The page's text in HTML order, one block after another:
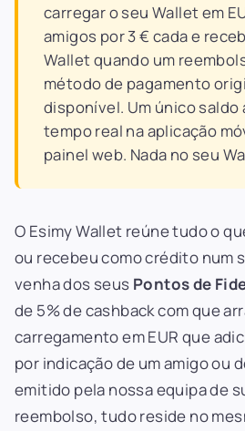
carregar o seu Wallet em
amigos por 3 € cada e
Wallet quando um
método de pagamento
disponível. Um único saldo
tempo real na aplicação
painel web. Nada no seu
O Esimy Wallet reúne tudo o
ou recebeu como crédito num
venha dos seus Pontos de
de 5% de cashback com que
carregamento em EUR que
por indicação de um amigo ou
emitido pela nossa equipa de
reembolso, tudo reside no